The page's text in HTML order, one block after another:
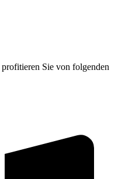
profitieren Sie von folgenden